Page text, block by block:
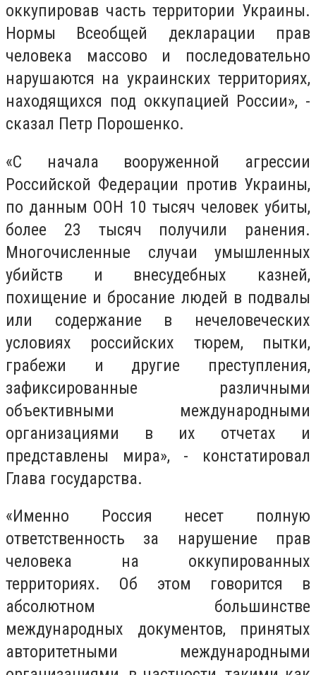
оккупировав часть территории Украины.
Нормы Всеобщей декларации прав
человека массово и последовательно
нарушаются на украинских территориях,
находящихся под оккупацией России», -
сказал Петр Порошенко.
«С начала вооруженной агрессии
Российской Федерации против Украины,
по данным ООН 10 тысяч человек убиты,
более 23 тысяч получили ранения.
Многочисленные случаи умышленных
убийств и внесудебных казней,
похищение и бросание людей в подвалы
или содержание в нечеловеческих
условиях российских тюрем, пытки,
грабежи и другие преступления,
зафиксированные различными
объективными международными
организациями в их отчетах и
представлены мира», - констатировал
Глава государства.
«Именно Россия несет полную
ответственность за нарушение прав
человека на оккупированных
территориях. Об этом говорится в
абсолютном большинстве
международных документов, принятых
авторитетными международными